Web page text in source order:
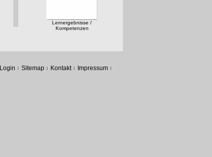
Lernergebnisse /
Kompetenzen
Login Sitemap Kontakt Impressum